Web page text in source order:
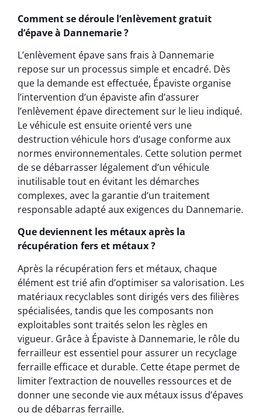
Comment se déroule l’enlèvement gratuit
d’épave à Dannemarie ?
L’enlèvement épave sans frais à Dannemarie
repose sur un processus simple et encadré. Dès
que la demande est effectuée, Épaviste organise
l’intervention d’un épaviste afin d’assurer
l’enlèvement épave directement sur le lieu indiqué.
Le véhicule est ensuite orienté vers une
destruction véhicule hors d’usage conforme aux
normes environnementales. Cette solution permet
de se débarrasser légalement d’un véhicule
inutilisable tout en évitant les démarches
complexes, avec la garantie d’un traitement
responsable adapté aux exigences du Dannemarie.
Que deviennent les métaux après la
récupération fers et métaux ?
Après la récupération fers et métaux, chaque
élément est trié afin d’optimiser sa valorisation. Les
matériaux recyclables sont dirigés vers des filières
spécialisées, tandis que les composants non
exploitables sont traités selon les règles en
vigueur. Grâce à Épaviste à Dannemarie, le rôle du
ferrailleur est essentiel pour assurer un recyclage
ferraille efficace et durable. Cette étape permet de
limiter l’extraction de nouvelles ressources et de
donner une seconde vie aux métaux issus d’épaves
ou de débarras ferraille.